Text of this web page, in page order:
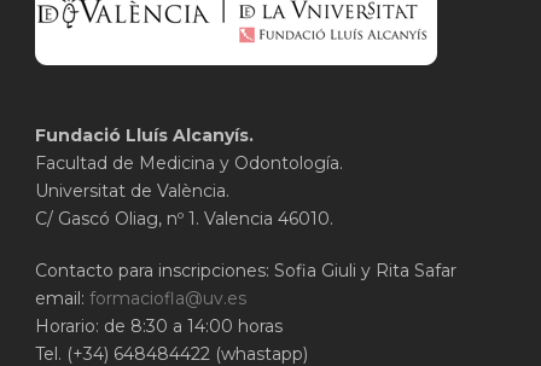
Fundació Lluís Alcanyís.
Facultad de Medicina y Odontología.
Universitat de València.
C/ Gascó Oliag, nº 1. Valencia 46010.
Contacto para inscripciones: Sofia Giuli y Rita Safar
email: formaciofla@uv.es
Horario: de 8:30 a 14:00 horas
Tel. (+34) 648484422 (whastapp)